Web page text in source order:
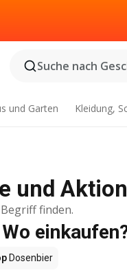
Suche nach
und Garten Kleidung,
und
finden.
Dosenbier